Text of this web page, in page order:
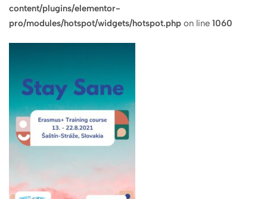
content/plugins/elementor-
pro/modules/hotspot/widgets/hotspot.php on line 1060